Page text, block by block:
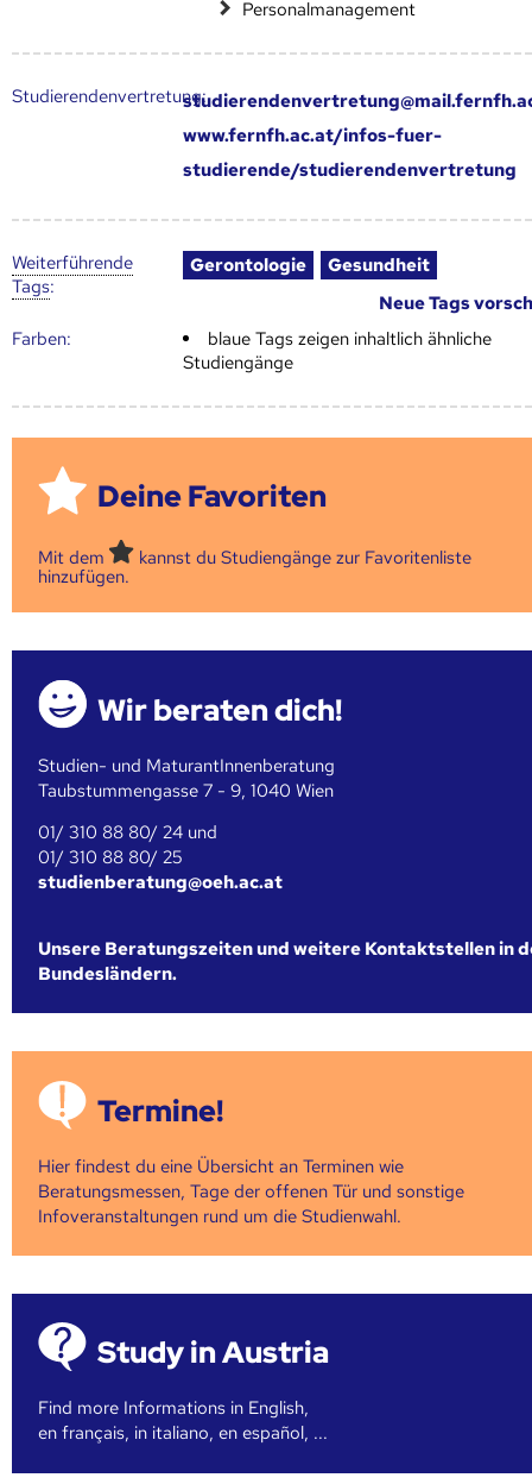
Personalmanagement
Studierendenvertretung:
www.fernfh.ac.at/infos-fuer-
studierende/studierendenvertretung
Weiter­führende
Tags:
Gerontologie
Gesundheit
Neue Tags
Farben:
blaue Tags zeigen inhaltlich ähnliche
Studiengänge
Deine Favoriten
Mit dem
kannst du Studiengänge zur Favoritenliste
hinzufügen.
Wir beraten dich!
Studien- und MaturantInnenberatung
Taubstummengasse 7 - 9, 1040 Wien
01/ 310 88 80/ 24 und
01/ 310 88 80/ 25
studienberatung@oeh.ac.at
Unsere Beratungszeiten und weitere Kontaktstellen in
Bundesländern.
Termine!
Hier findest du eine Übersicht an Terminen wie
Beratungsmessen, Tage der offenen Tür und sonstige
Infoveranstaltungen rund um die Studienwahl.
Study in Austria
Find more Informations in English,
en français, in italiano, en español, ...